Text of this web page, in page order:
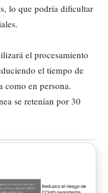
lo que podría dificultar
el procesamiento
el tiempo de
como en persona.
se retenían por 30